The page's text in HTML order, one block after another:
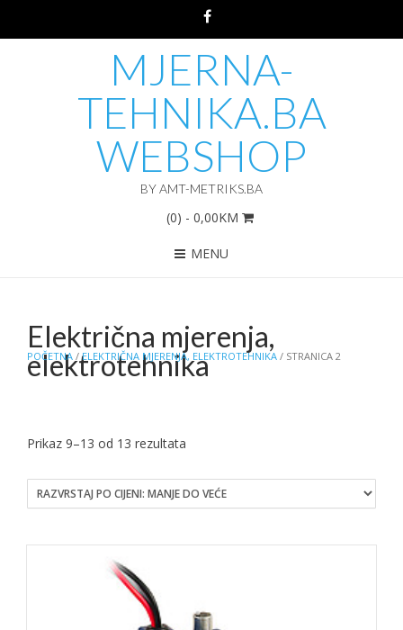
MJERNA-
TEHNIKA.BA
WEBSHOP
BY AMT-METRIKS.BA
(0) - 0,00KM
MENU
POČETNA /ELEKTRIČNA MJERENJA, ELEKTROTEHNIKA / STRANICA 2
Električna mjerenja,
elektrotehnika
Prikaz 9–13 od 13 rezultata
price:
low